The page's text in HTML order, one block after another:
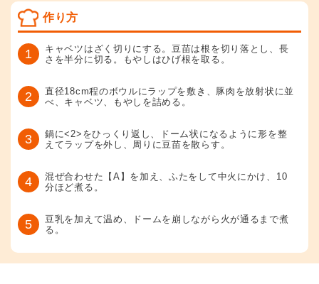
作り方
1
キャベツはざく切りにする。豆苗は根を切り落とし、長
さを半分に切る。もやしはひげ根を取る。
2
直径18cm程のボウルにラップを敷き、豚肉を放射状に並
べ、キャベツ、もやしを詰める。
3
鍋に<2>をひっくり返し、ドーム状になるように形を整
えてラップを外し、周りに豆苗を散らす。
4
混ぜ合わせた【A】を加え、ふたをして中火にかけ、10
分ほど煮る。
5
豆乳を加えて温め、ドームを崩しながら火が通るまで煮
る。